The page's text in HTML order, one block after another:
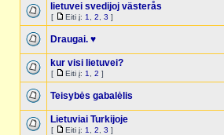
lietuvei svedijoj västerås
[ Eiti į: 1 2 3 ]
Draugai. ♥
kur visi lietuvei?
[ Eiti į: 1 2 ]
Teisybės gabalėlis
Lietuviai Turkijoje
[ Eiti į: 1 2 3 ]